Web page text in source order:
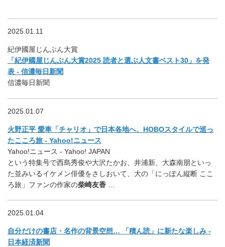
2025.01.11
紀伊國屋じんぶん大賞
「紀伊國屋じんぶん大賞2025 読者と選ぶ人文書ベスト30」を発
表 - 信濃毎日新聞
信濃毎日新聞
2025.01.07
火野正平 愛車「チャリオ」で日本各地へ、HOBOスタイルで巡っ
たこころ旅 - Yahoo!ニュース
Yahoo!ニュース - Yahoo! JAPAN
という特集号で西島秀俊や大沢たかお、井浦新、大森南朋といっ
た並みいるイケメン俳優をさしおいて、大の「にっぽん縦断 ここ
ろ旅」ファンの作家の柴崎友香
2025.01.04
自分だけの書店・名作の背景空想… 「積ん読」に新たな楽しみ -
日本経済新聞